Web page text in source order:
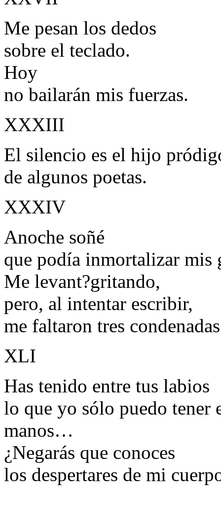
Me pesan los dedos
sobre el teclado.
Hoy
no bailarán mis fuerzas.
XXXIII
El silencio es el hijo
de algunos poetas.
XXXIV
Anoche soñé
que podía inmortalizar mis
Me levant?gritando,
pero, al intentar escribir,
me faltaron tres
XLI
Has tenido entre tus labios
lo que yo sólo puedo tener
manos…
¿Negarás que conoces
los despertares de mi